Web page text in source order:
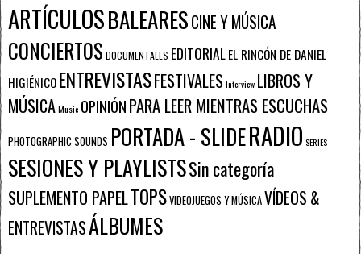
ARTÍCULOSBALEARESCINE Y MÚSICA
CONCIERTOS DOCUMENTALES EDITORIALEL RINCÓN DE DANIEL
HIGIÉNICOENTREVISTASFESTIVALESInterview LIBROS Y
MÚSICAMusic OPINIÓNPARA LEER MIENTRAS ESCUCHAS
PHOTOGRAPHIC SOUNDS PORTADA - SLIDERADIO SERIES
SESIONES Y PLAYLISTSSin categoría
SUPLEMENTO PAPELTOPSVIDEOJUEGOS Y MÚSICAVÍDEOS &
ENTREVISTASÁLBUMES